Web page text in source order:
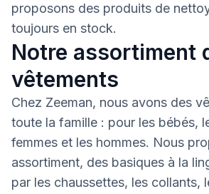
proposons des produits de
toujours en stock.
Notre assortiment
vêtements
Chez Zeeman, nous avons des
toute la famille : pour les bébés,
femmes et les hommes. Nous
assortiment, des basiques à la
par les chaussettes, les collants,